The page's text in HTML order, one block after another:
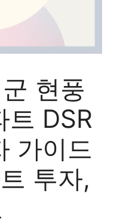
현풍
트 DSR
가이드
투자,